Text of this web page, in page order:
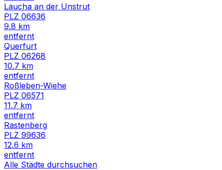
Laucha an der Unstrut
PLZ 06636
9.8 km
entfernt
Querfurt
PLZ 06268
10.7 km
entfernt
Roßleben-Wiehe
PLZ 06571
11.7 km
entfernt
Rastenberg
PLZ 99636
12.6 km
entfernt
Alle Städte durchsuchen